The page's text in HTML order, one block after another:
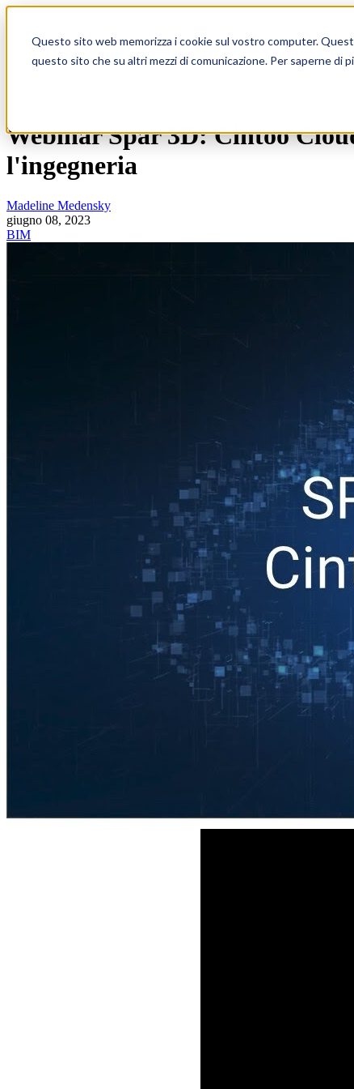
Questo sito web memorizza i cookie sul vostro computer.
questo sito che su altri mezzi di comunicazione. Per saperne di
Show submenu for Prodotto
Webinar Spar 3D: Cintoo
l'ingegneria
Madeline Medensky
giugno 08, 2023
BIM